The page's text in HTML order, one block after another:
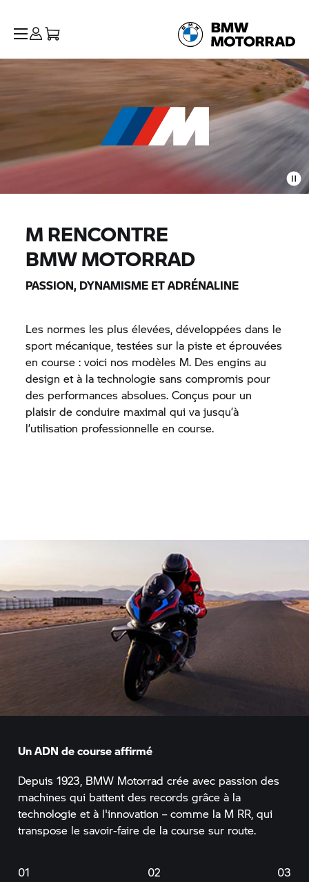
M RENCONTRE
BMW MOTORRAD
PASSION, DYNAMISME ET ADRÉNALINE
Les normes les plus élevées, développées dans le
sport mécanique, testées sur la piste et éprouvées
en course : voici nos modèles M. Des engins au
design et à la technologie sans compromis pour
des performances absolues. Conçus pour un
plaisir de conduire maximal qui va jusqu’à
l’utilisation professionnelle en course.
Un ADN de course affirmé
Depuis 1923, BMW Motorrad crée avec passion des
machines qui battent des records grâce à la
technologie et à l'innovation – comme la M RR, qui
transpose le savoir-faire de la course sur route.
01 02 03